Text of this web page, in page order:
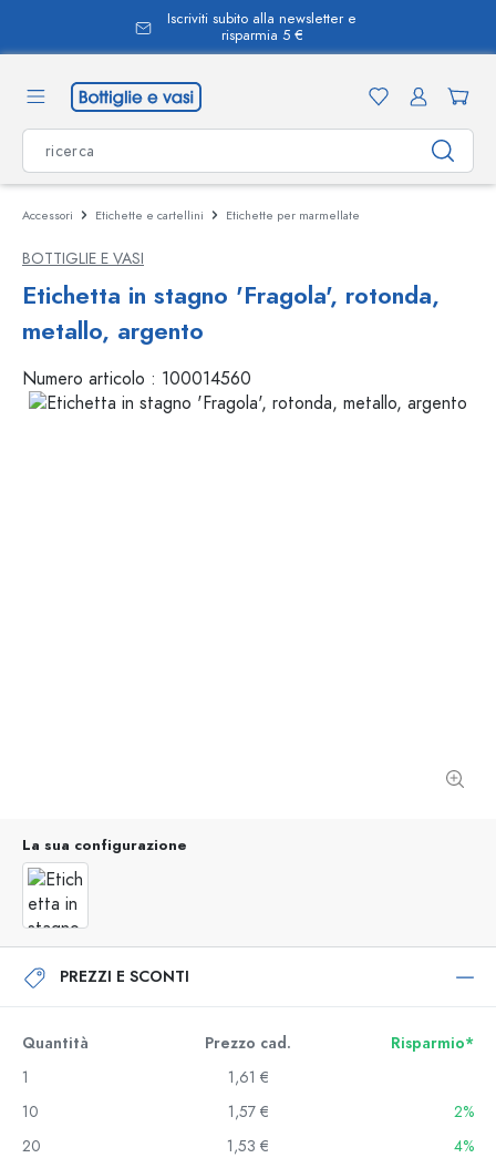
Iscriviti subito alla newsletter e
risparmia 5 €
Accessori Etichette e cartellini Etichette per marmellate
BOTTIGLIE E VASI
Etichetta in stagno 'Fragola', rotonda,
metallo, argento
Numero articolo : 100014560
La sua configurazione
PREZZI E SCONTI
Quantità Prezzo cad.
Risparmio*
1
1,61 €
10
1,57 €
2%
20
1,53 €
4%